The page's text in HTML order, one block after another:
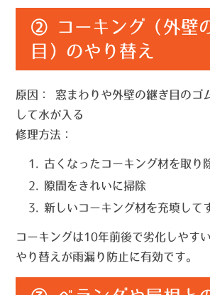
② コーキング（外壁
目）のやり替え
原因：
窓まわりや外壁の継ぎ目のゴ
して水が入る
修理方法：
古くなったコーキング材を取り
隙間をきれいに掃除
新しいコーキング材を充填して
コーキングは10年前後で劣化しやす
やり替えが雨漏り防止に有効です。